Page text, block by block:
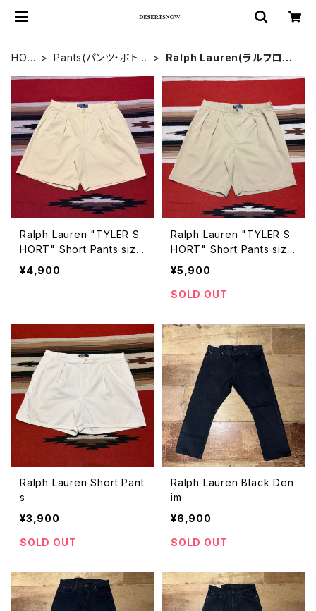
HOM
Pants(パンツ・ボトム
Ralph Lauren(ラルフロー
Ralph Lauren "TYLER S
HORT" Short Pants size
W34
¥4,900
Ralph Lauren "TYLER S
HORT" Short Pants size
W36
¥5,900
SOLD OUT
Ralph Lauren Short Pant
s
¥3,900
SOLD OUT
Ralph Lauren Black Den
im
¥6,900
SOLD OUT